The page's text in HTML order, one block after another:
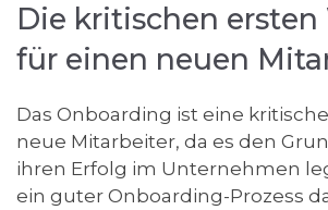
Die kritischen ersten
für einen neuen
Das Onboarding ist eine
neue Mitarbeiter, da es den
ihren Erfolg im Unternehmen
ein guter Onboarding-Prozess